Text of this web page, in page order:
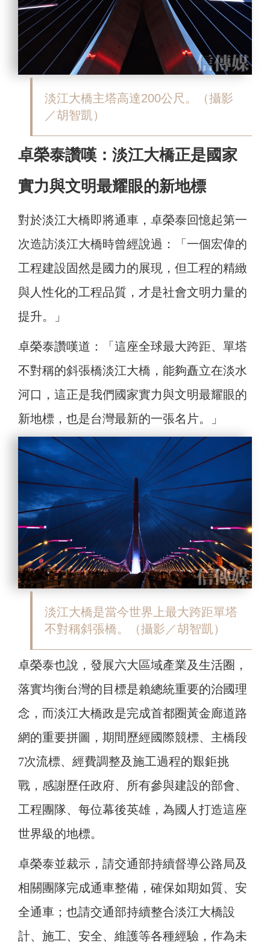
淡江大橋主塔高達200公尺。（攝影
／胡智凱）
卓榮泰讚嘆：淡江大橋正是國家
實力與文明最耀眼的新地標
對於淡江大橋即將通車，卓榮泰回憶起第一
次造訪淡江大橋時曾經說過：「一個宏偉的
工程建設固然是國力的展現，但工程的精緻
與人性化的工程品質，才是社會文明力量的
提升。」
卓榮泰讚嘆道：「這座全球最大跨距、單塔
不對稱的斜張橋淡江大橋，能夠矗立在淡水
河口，這正是我們國家實力與文明最耀眼的
新地標，也是台灣最新的一張名片。」
淡江大橋是當今世界上最大跨距單塔
不對稱斜張橋。（攝影／胡智凱）
卓榮泰也說，發展六大區域產業及生活圈，
落實均衡台灣的目標是賴總統重要的治國理
念，而淡江大橋政是完成首都圈黃金廊道路
網的重要拼圖，期間歷經國際競標、主橋段
7次流標、經費調整及施工過程的艱鉅挑
戰，感謝歷任政府、所有參與建設的部會、
工程團隊、每位幕後英雄，為國人打造這座
世界級的地標。
卓榮泰並裁示，請交通部持續督導公路局及
相關團隊完成通車整備，確保如期如質、安
全通車；也請交通部持續整合淡江大橋設
計、施工、安全、維護等各種經驗，作為未